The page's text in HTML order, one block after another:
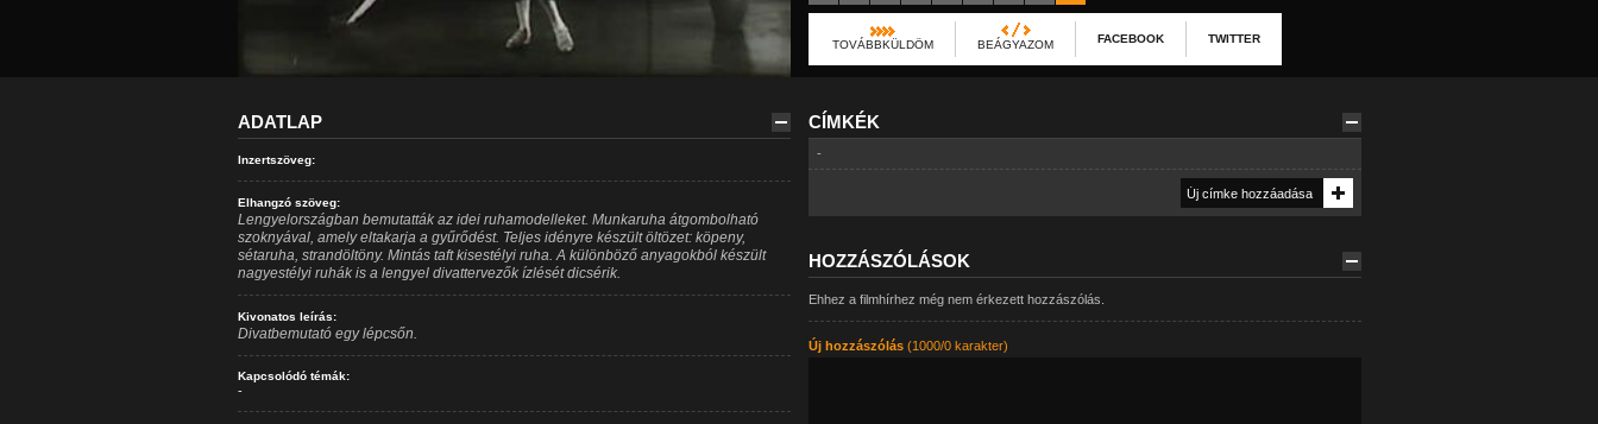
TOVÁBBKÜLDÖM BEÁGYAZOM FACEBOOK TWITTER
ADATLAP
Inzertszöveg:
Elhangzó szöveg:
Lengyelországban bemutatták az idei ruhamodelleket. Munkaruha átgombolható
szoknyával, amely eltakarja a gyűrődést. Teljes idényre készült öltözet: köpeny,
sétaruha, strandöltöny. Mintás taft kisestélyi ruha. A különböző anyagokból készült
nagyestélyi ruhák is a lengyel divattervezők ízlését dicsérik.
Kivonatos leírás:
Divatbemutató egy lépcsőn.
Kapcsolódó témák:
-
CÍMKÉK
-
HOZZÁSZÓLÁSOK
Ehhez a filmhírhez még nem érkezett hozzászólás.
Új hozzászólás(1000/0 karakter)